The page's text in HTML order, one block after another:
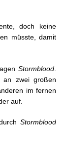
doch keine
müsste, damit
Stormblood.
zwei großen
im fernen
auf.
Stormblood